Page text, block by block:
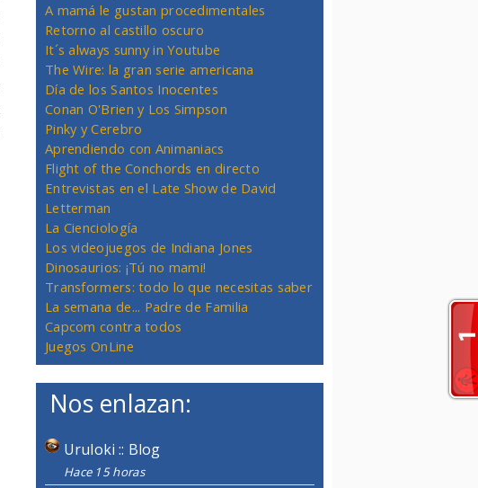
A mamá le gustan procedimentales
Retorno al castillo oscuro
It´s always sunny in Youtube
The Wire: la gran serie americana
Día de los Santos Inocentes
Conan O'Brien y Los Simpson
Pinky y Cerebro
Aprendiendo con Animaniacs
Flight of the Conchords en directo
Entrevistas en el Late Show de David
Letterman
La Cienciología
Los videojuegos de Indiana Jones
Dinosaurios: ¡Tú no mami!
Transformers: todo lo que necesitas saber
La semana de... Padre de Familia
Capcom contra todos
Juegos OnLine
Nos enlazan:
Uruloki :: Blog
Hace 15 horas